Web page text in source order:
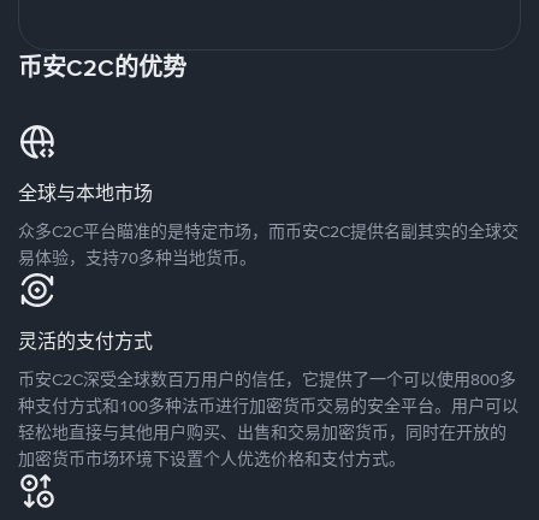
币安C2C的优势
全球与本地市场
众多C2C平台瞄准的是特定市场，而币安C2C提供名副其实的全球交
易体验，支持70多种当地货币。
灵活的支付方式
币安C2C深受全球数百万用户的信任，它提供了一个可以使用800多
种支付方式和100多种法币进行加密货币交易的安全平台。用户可以
轻松地直接与其他用户购买、出售和交易加密货币，同时在开放的
加密货币市场环境下设置个人优选价格和支付方式。